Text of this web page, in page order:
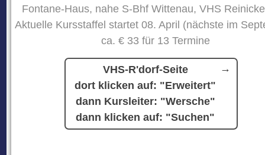
Fontane-Haus, nahe S-Bhf Wittenau, VHS
Aktuelle Kursstaffel startet 08. April (nächste im
ca. € 33 für 13 Termine
VHS-R'dorf-Seite
dort klicken auf: "Erweitert"
dann Kursleiter: "Wersche"
dann klicken auf: "Suchen"